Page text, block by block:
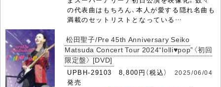
の代表曲はもちろん、本人が愛する隠れ名曲も
満載のセットリストとなっている…
松田聖子/Pre 45th Anniversary Seiko
Matsuda Concert Tour 2024“lolli♥pop”〈初回
限定盤〉 [DVD]
UPBH-29103 8,800円（税込） 2025/06/04
発売